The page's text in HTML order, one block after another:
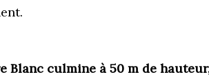
Blanc culmine à 50 m de